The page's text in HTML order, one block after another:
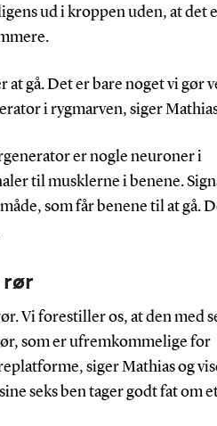
ud i kroppen uden, at det
gå. Det er bare noget vi gør
i rygmarven, siger
er nogle neuroner i
til musklerne i benene.
som får benene til at gå.
rør
Vi forestiller os, at den med
som er ufremkommelige for
siger Mathias og
seks ben tager godt fat om